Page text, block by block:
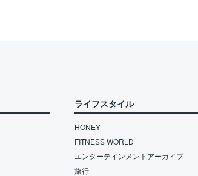
ライフスタイル
HONEY
FITNESS WORLD
エンターテインメントアーカイブ
旅行